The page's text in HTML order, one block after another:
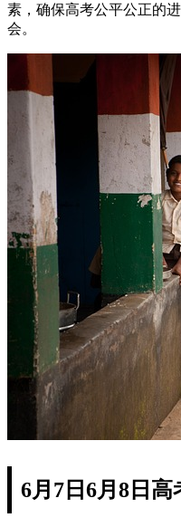
素，确保高考公平公正的
会。
6月7日6月8日高